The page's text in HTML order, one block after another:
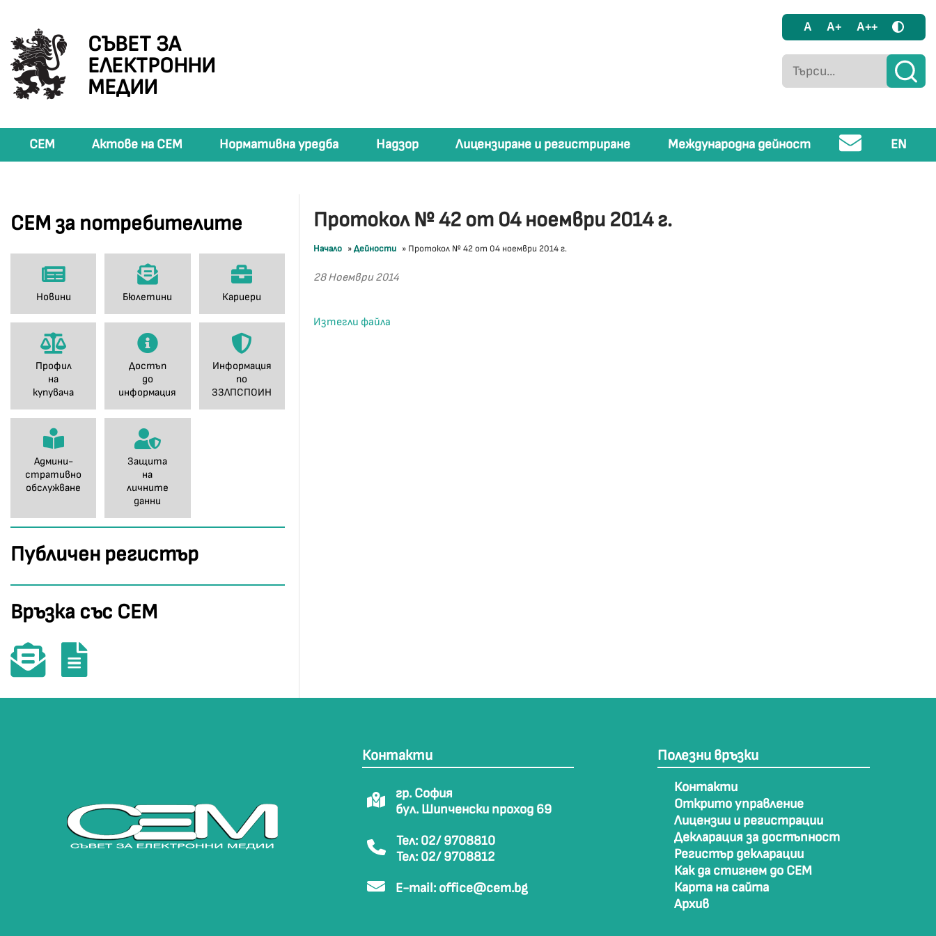
СЪВЕТ ЗА
ЕЛЕКТРОННИ
МЕДИИ
A A+ A++
СЕМ Актове на СЕМ Нормативна уредба Надзор Лицензиране и регистриране Международна дейност EN
СЕМ за потребителите
Новини Бюлетини Кариери
Профил
на
купувача
Достъп
до
информация
Информация
по
ЗЗЛПСПОИН
Админи-
стративно
обслужване
Защита
на
личните
данни
Публичен регистър
Връзка със СЕМ
Протокол № 42 от 04 ноември 2014 г.
Начало »Дейности » Протокол № 42 от 04 ноември 2014 г.
28 Ноември 2014
Изтегли файла
Контакти
гр. София
бул. Шипченски проход 69
Тел: 02/ 9708810
Тел: 02/ 9708812
E-mail: office@cem.bg
Полезни връзки
Контакти
Открито управление
Лицензии и регистрации
Декларация за достъпност
Регистър декларации
Как да стигнем до СЕМ
Карта на сайта
Архив